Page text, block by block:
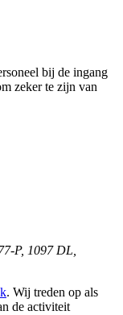
bij de ingang
zeker te zijn van
P, 1097 DL,
. Wij treden op als
de activiteit